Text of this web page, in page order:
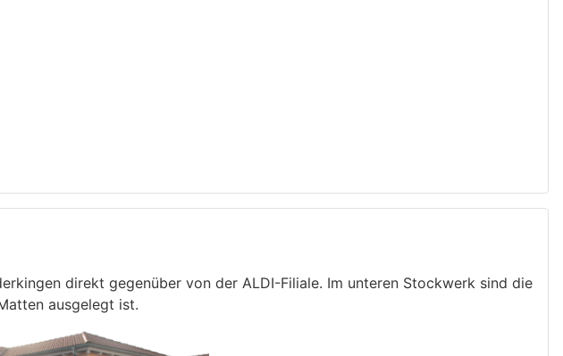
direkt gegenüber von der ALDI-Filiale. Im unteren Stockwerk sind die
ausgelegt ist.